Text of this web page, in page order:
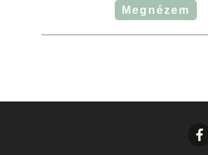
Megnézem